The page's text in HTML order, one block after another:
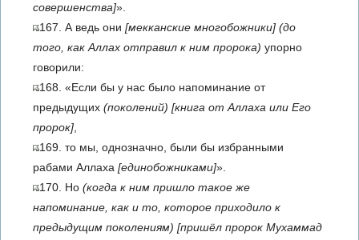
совершенства]».
167. А ведь они [мекканские многобожники] (до
того, как Аллах отправил к ним пророка) упорно
говорили:
168. «Если бы у нас было напоминание от
предыдущих (поколений) [книга от Аллаха или Его
пророк]
169. то мы, однозначно, были бы избранными
рабами Аллаха [единобожниками]».
170. Но (когда к ним пришло такое же
напоминание, как и то, которое приходило к
предыдущим поколениям) [пришёл пророк Мухаммад